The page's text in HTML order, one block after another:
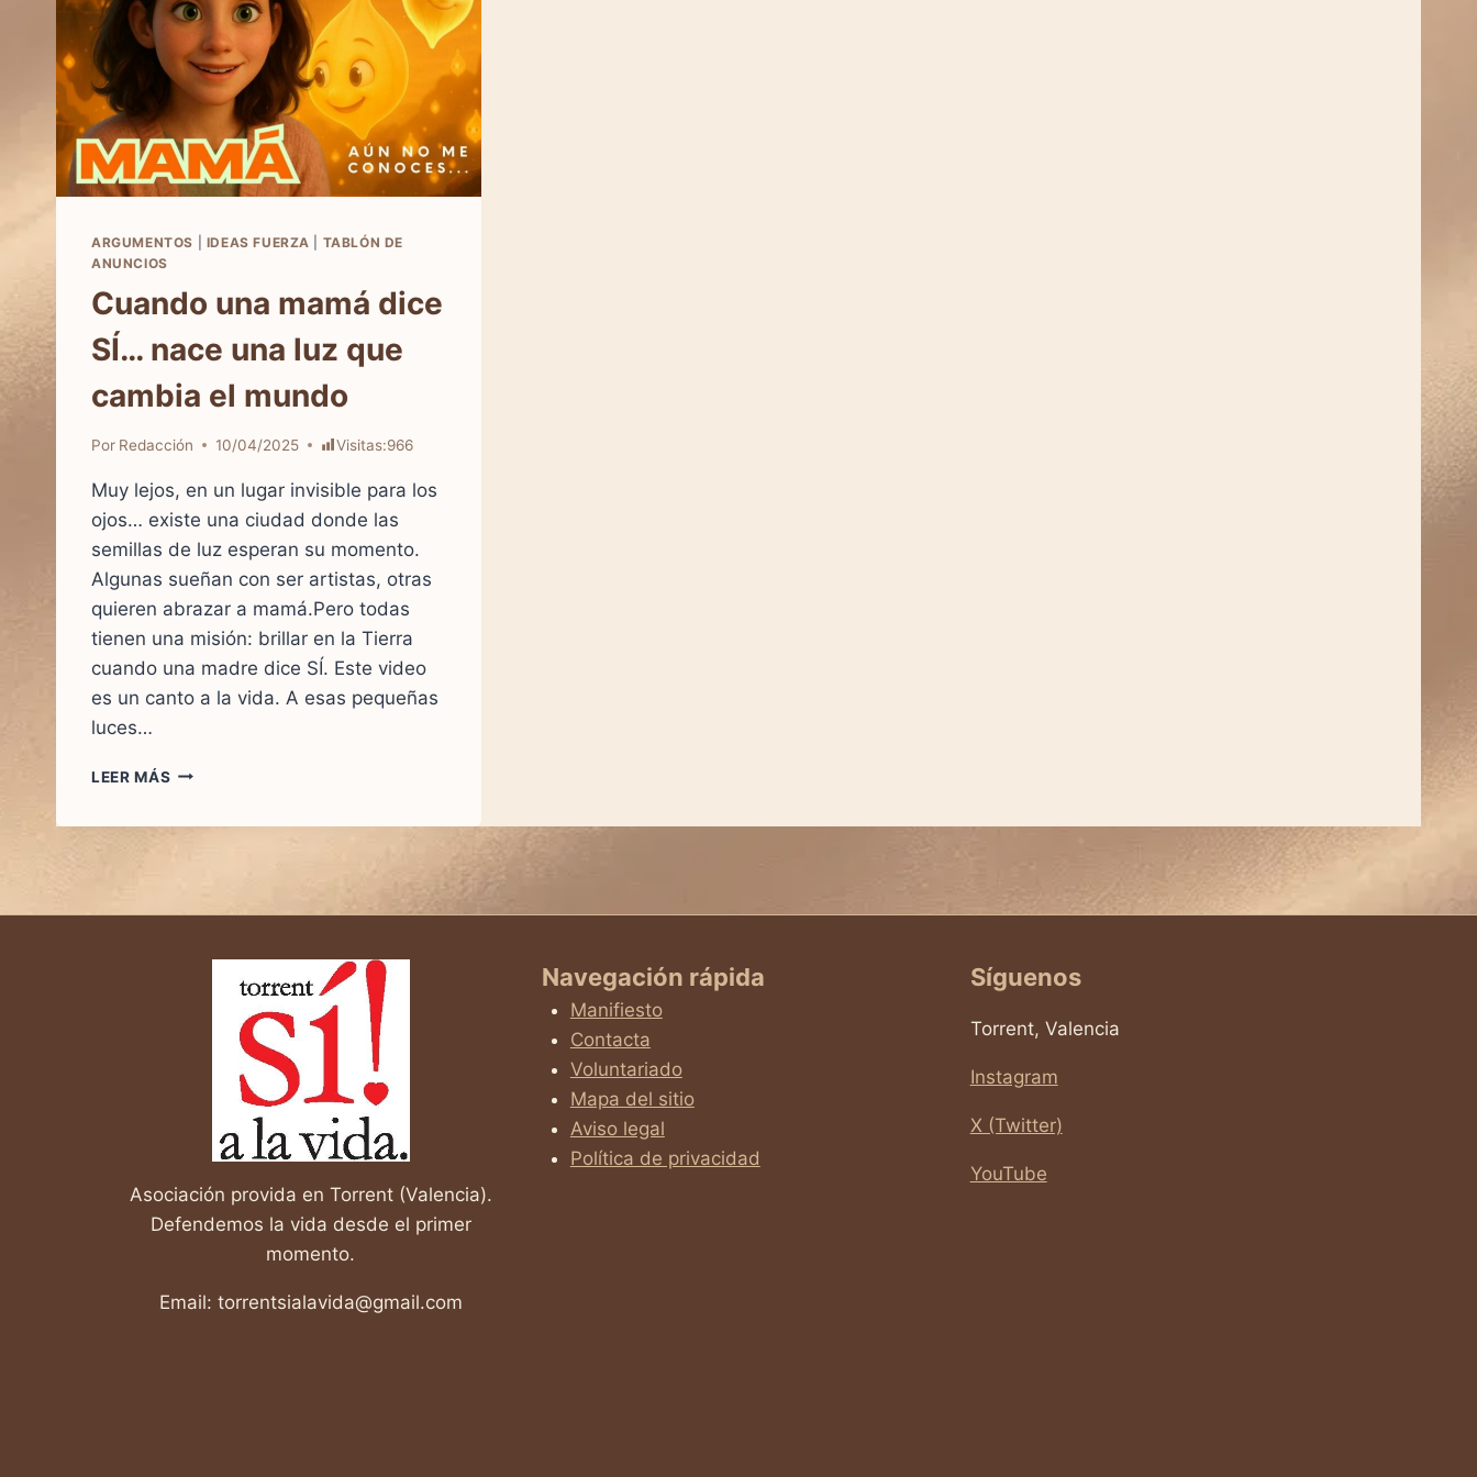
ARGUMENTOS IDEAS FUERZA
TABLÓN DE
ANUNCIOS
Cuando una mamá dice
SÍ… nace una luz que
cambia el mundo
Por Redacción 10/04/2025 Visitas:966
Muy lejos, en un lugar invisible para los
ojos… existe una ciudad donde las
semillas de luz esperan su momento.
Algunas sueñan con ser artistas, otras
quieren abrazar a mamá.Pero todas
tienen una misión: brillar en la Tierra
cuando una madre dice SÍ. Este video
es un canto a la vida. A esas pequeñas
luces…
LEER MÁS CUANDO
Asociación provida en Torrent (Valencia).
Defendemos la vida desde el primer
momento.
Email: torrentsialavida@gmail.com
Navegación rápida
Manifiesto
Contacta
Voluntariado
Mapa del sitio
Aviso legal
Política de privacidad
Síguenos
Torrent, Valencia
Instagram
X (Twitter)
YouTube